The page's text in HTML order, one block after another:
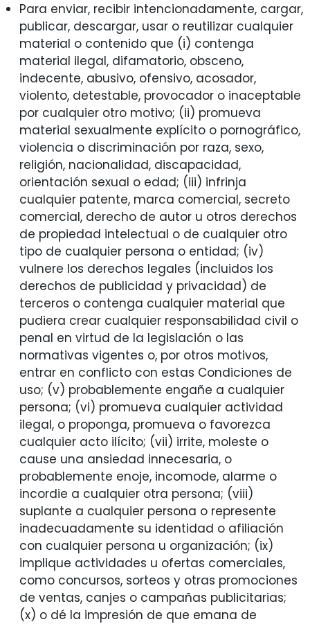
Para enviar, recibir intencionadamente, cargar,
publicar, descargar, usar o reutilizar cualquier
material o contenido que (i) contenga
material ilegal, difamatorio, obsceno,
indecente, abusivo, ofensivo, acosador,
violento, detestable, provocador o inaceptable
por cualquier otro motivo; (ii) promueva
material sexualmente explícito o pornográfico,
violencia o discriminación por raza, sexo,
religión, nacionalidad, discapacidad,
orientación sexual o edad; (iii) infrinja
cualquier patente, marca comercial, secreto
comercial, derecho de autor u otros derechos
de propiedad intelectual o de cualquier otro
tipo de cualquier persona o entidad; (iv)
vulnere los derechos legales (incluidos los
derechos de publicidad y privacidad) de
terceros o contenga cualquier material que
pudiera crear cualquier responsabilidad civil o
penal en virtud de la legislación o las
normativas vigentes o, por otros motivos,
entrar en conflicto con estas Condiciones de
uso; (v) probablemente engañe a cualquier
persona; (vi) promueva cualquier actividad
ilegal, o proponga, promueva o favorezca
cualquier acto ilícito; (vii) irrite, moleste o
cause una ansiedad innecesaria, o
probablemente enoje, incomode, alarme o
incordie a cualquier otra persona; (viii)
suplante a cualquier persona o represente
inadecuadamente su identidad o afiliación
con cualquier persona u organización; (ix)
implique actividades u ofertas comerciales,
como concursos, sorteos y otras promociones
de ventas, canjes o campañas publicitarias;
(x) o dé la impresión de que emana de